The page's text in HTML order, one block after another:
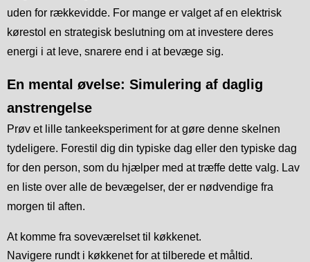
uden for rækkevidde. For mange er valget af en elektrisk
kørestol en strategisk beslutning om at investere deres
energi i at leve, snarere end i at bevæge sig.
En mental øvelse: Simulering af daglig
anstrengelse
Prøv et lille tankeeksperiment for at gøre denne skelnen
tydeligere. Forestil dig din typiske dag eller den typiske dag
for den person, som du hjælper med at træffe dette valg. Lav
en liste over alle de bevægelser, der er nødvendige fra
morgen til aften.
At komme fra soveværelset til køkkenet.
Navigere rundt i køkkenet for at tilberede et måltid.